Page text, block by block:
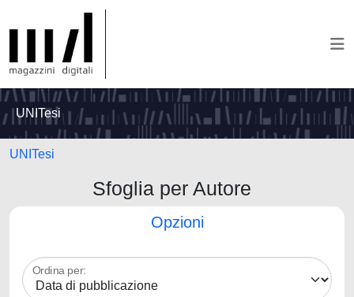
UNITesi
UNITesi
Sfoglia per Autore
Opzioni
Ordina per: